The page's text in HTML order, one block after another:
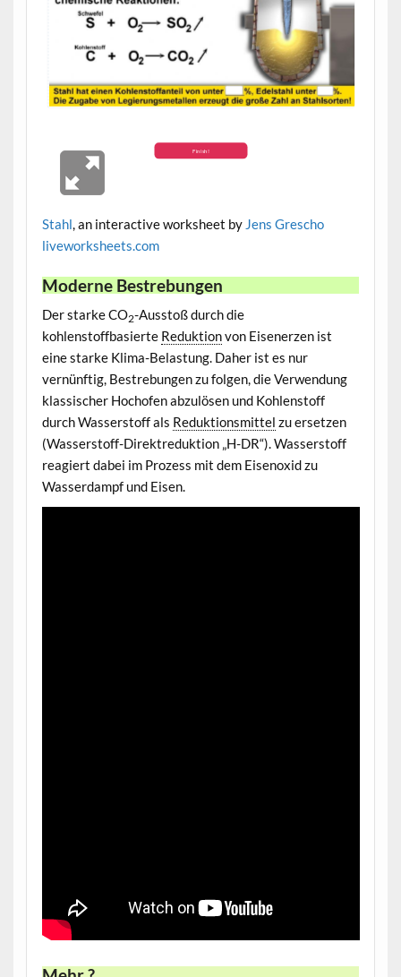
Stahl, an interactive worksheet by Jens Grescho
liveworksheets.com
Moderne Bestrebungen
Der starke CO2-Ausstoß durch die
kohlenstoffbasierte Reduktionvon Eisenerzen ist
eine starke Klima-Belastung. Daher ist es nur
vernünftig, Bestrebungen zu folgen, die Verwendung
klassischer Hochofen abzulösen und Kohlenstoff
durch Wasserstoff als Reduktionsmittel zu ersetzen
(Wasserstoff-Direktreduktion „H-DR“). Wasserstoff
reagiert dabei im Prozess mit dem Eisenoxid zu
Wasserdampf und Eisen.